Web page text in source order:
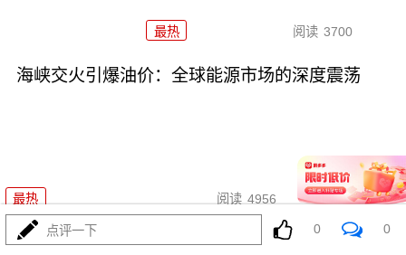
最热 阅读 3700
海峡交火引爆油价：全球能源市场的深度震荡
最热 阅读 4956 07-15
海峡交火下的民生之痛：当地居
点评一下 0 0